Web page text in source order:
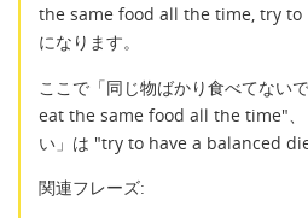
the same food all the time, try
になります。
ここで「同じ物ばかり食べてない
eat the same food all the time"、
い」は "try to have a balanced
関連フレーズ: